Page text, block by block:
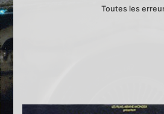
Toutes les